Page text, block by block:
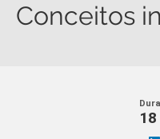
Conceitos